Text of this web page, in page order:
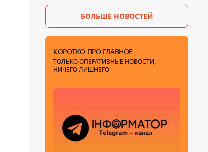
планах РФ
БОЛЬШЕ НОВОСТЕЙ
КОРОТКО ПРО ГЛАВНОЕ
ТОЛЬКО ОПЕРАТИВНЫЕ НОВОСТИ,
НИЧЕГО ЛИШНЕГО